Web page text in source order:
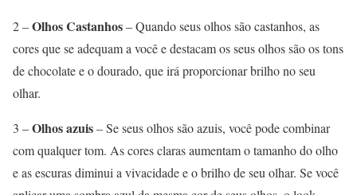
2 –Olhos Castanhos– Quando seus olhos são castanhos, as
cores que se adequam a você e destacam os seus olhos são os tons
de chocolate e o dourado, que irá proporcionar brilho no seu
olhar.
3 –Olhos azuis– Se seus olhos são azuis, você pode combinar
com qualquer tom. As cores claras aumentam o tamanho do olho
e as escuras diminui a vivacidade e o brilho de seu olhar. Se você